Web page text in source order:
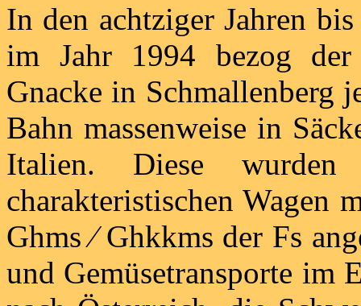
In den achtziger Jahren
im Jahr 1994 bezog der
Gnacke in Schmallenberg
Bahn massenweise in
Italien. Diese
charakteristischen Wagen
Ghms ⁄ Ghkkms der Fs
und Gemüsetransporte im